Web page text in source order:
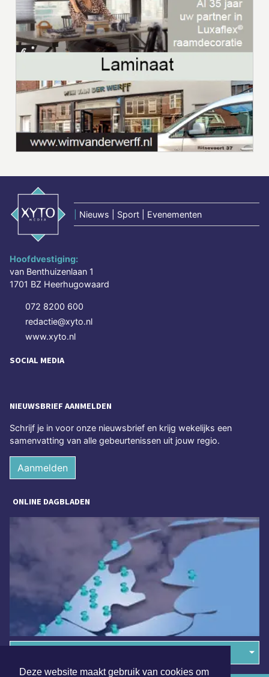
Deze website maakt gebruik van cookies om
Nieuws | Sport | Evenementen
Hoofdvestiging:
van Benthuizenlaan 1
1701 BZ Heerhugowaard
072 8200 600
redactie@xyto.nl
www.xyto.nl
SOCIAL MEDIA
NIEUWSBRIEF AANMELDEN
Schrijf je in voor onze nieuwsbrief en krijg wekelijks een
samenvatting van alle gebeurtenissen uit jouw regio.
Aanmelden
ONLINE DAGBLADEN